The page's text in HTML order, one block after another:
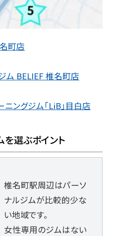
町店
ム BELIEF 椎名町店
ングジム「LiB」目白店
選ぶポイント
椎名町駅周辺はパーソ
ナルジムが比較的少な
い地域です。
女性専用のジムはない